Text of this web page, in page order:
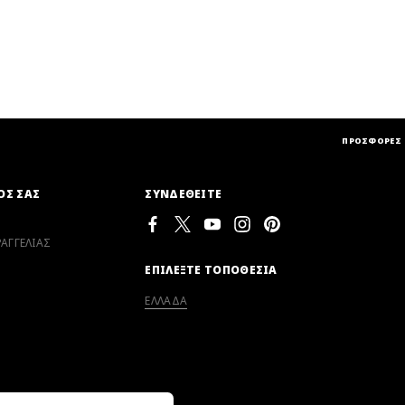
ΠΡΟΣΦΟΡΕΣ
ΣΑΣ
ΣΥΝΔΕΘΕΙΤΕ
ΕΠΙΛΕΞΤΕ ΤΟΠΟΘΕΣΙΑ
ΕΛΛΑΔΑ